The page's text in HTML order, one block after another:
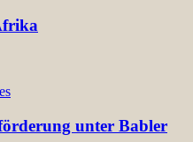
unter Babler